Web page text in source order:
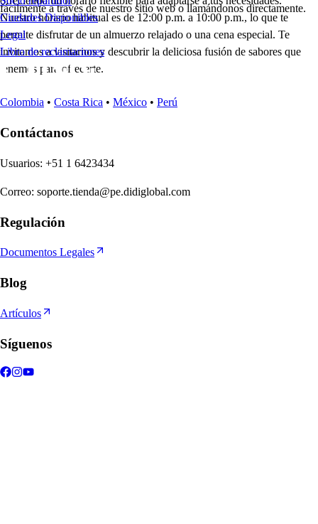
fácilmente a través de nuestro sitio web o llamándonos directamente.
Nuestro horario habitual es de 12:00 p.m. a 10:00 p.m., lo que te
permite disfrutar de un almuerzo relajado o una cena especial. Te
invitamos a visitarnos y descubrir la deliciosa fusión de sabores que
tenemos para ofrecerte.
Ciudades Disponibles
Legal
Libro de reclamaciones
Colombia • Costa Rica • México • Perú
Contáctanos
Usuarios: +51 1 6423434
Correo: soporte.tienda@pe.didiglobal.com
Regulación
Documentos Legales
Blog
Artículos
Síguenos